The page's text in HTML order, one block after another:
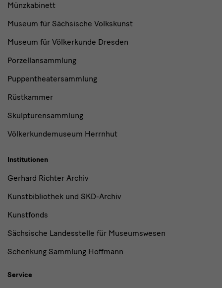
Münzkabinett
Museum für Sächsische Volkskunst
Museum für Völkerkunde Dresden
Porzellansammlung
Puppentheatersammlung
Rüstkammer
Skulpturensammlung
Völkerkundemuseum Herrnhut
Institutionen
Gerhard Richter Archiv
Kunstbibliothek und SKD-Archiv
Kunstfonds
Sächsische Landesstelle für Museumswesen
Schenkung Sammlung Hoffmann
Service